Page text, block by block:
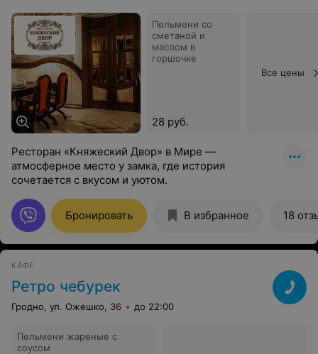
Пельмени со
сметаной и
маслом в
горшочке
28 руб.
Все цены
Ресторан «Княжеский Двор» в Мире —
атмосферное место у замка, где история
сочетается с вкусом и уютом.
Бронировать В избранное 18
КАФЕ
Ретро чебурек
Гродно, ул. Ожешко, 36 до 22:00
Пельмени жареные с
соусом